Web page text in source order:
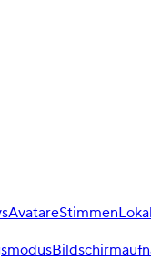
AvatareStimmen